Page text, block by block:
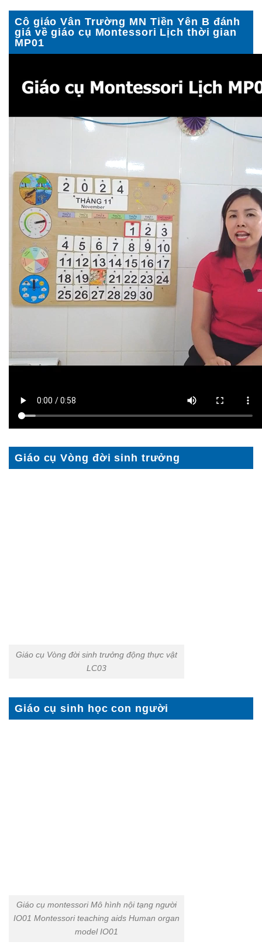
Cô giáo Vân Trường MN Tiền Yên B đánh
giá về giáo cụ Montessori Lịch thời gian
MP01
Giáo cụ Vòng đời sinh trưởng
Giáo cụ Vòng đời sinh trưởng động thực vật
LC03
Giáo cụ sinh học con người
Giáo cụ montessori Mô hình nội tạng người
IO01 Montessori teaching aids Human organ
model IO01